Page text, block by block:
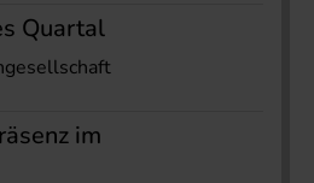
Quartal
im